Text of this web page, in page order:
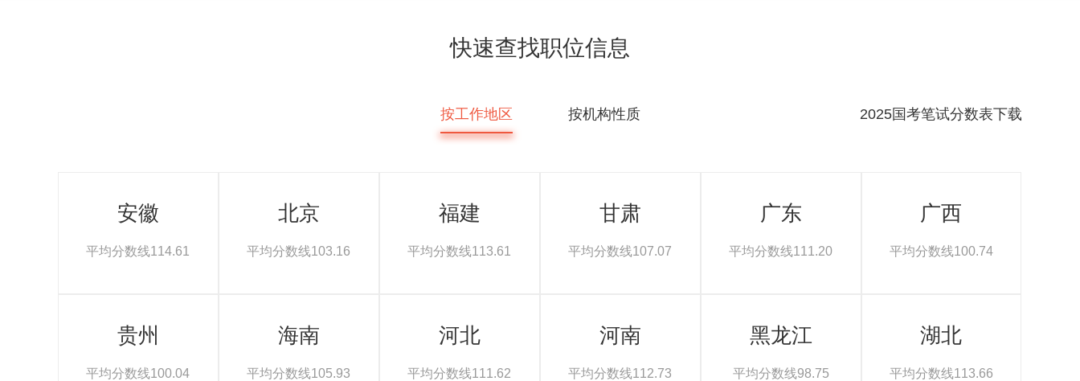
快速查找职位信息
按工作地区 按机构性质 2025国考笔试分数表下载
安徽
平均分数线114.61
北京
平均分数线103.16
福建
平均分数线113.61
甘肃
平均分数线107.07
广东
平均分数线111.20
广西
平均分数线100.74
贵州
平均分数线100.04
海南
平均分数线105.93
河北
平均分数线111.62
河南
平均分数线112.73
黑龙江
平均分数线98.75
湖北
平均分数线113.66